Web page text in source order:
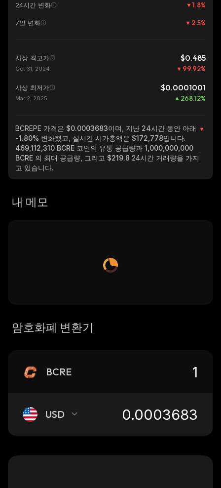
24시간 변화 1.8%
7일 변화 2.5%
사상 최고가 $0.485
Oct 31, 2024 99.92%
사상 최저가 $0.0001001
Mar 2, 2025 268.12%
BCREPE 가격은 $0.0003683이며, 지난 24시간 동안 아래
-1.80% 변화했고, 실시간 시가총액은 $172,778입니다.
469,112,310 BCRE 코인의 유통 공급량과 1,000,000,000
BCRE 의 최대 공급량, 그리고 $219.8 24시간 거래량을 가지
고 있습니다.
내 메모
암호화폐 변환기
BCRE
USD